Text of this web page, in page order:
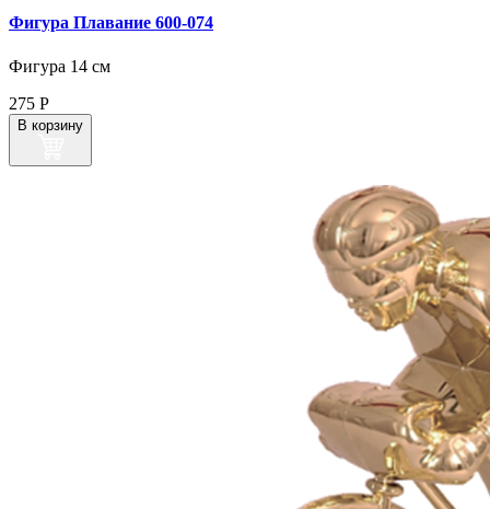
Фигура Плавание 600‑074
Фигура 14 см
275 Р
В корзину